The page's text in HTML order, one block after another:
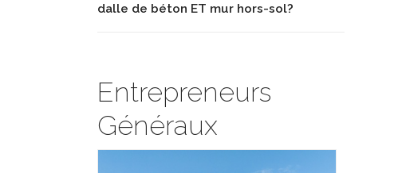
dalle de béton ET mur hors-sol?
Entrepreneurs
Généraux